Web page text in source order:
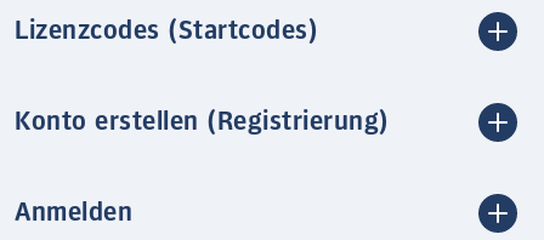
Lizenzcodes (Startcodes)
Konto erstellen (Registrierung)
Anmelden